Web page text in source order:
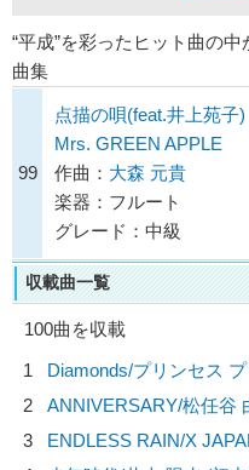
“平成”を彩ったヒット曲の
曲集
99
点描の唄(feat.井上苑子)
Mrs. GREEN APPLE
作曲： 大森 元貴
楽器：フルート
グレード：中級
収載曲一覧
100曲を収載
1
Diamonds/プリンセス
2
ANNIVERSARY/松任谷
3
ENDLESS RAIN/X